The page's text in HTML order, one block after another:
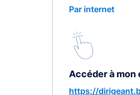
Par internet
Accéder à mon
https://